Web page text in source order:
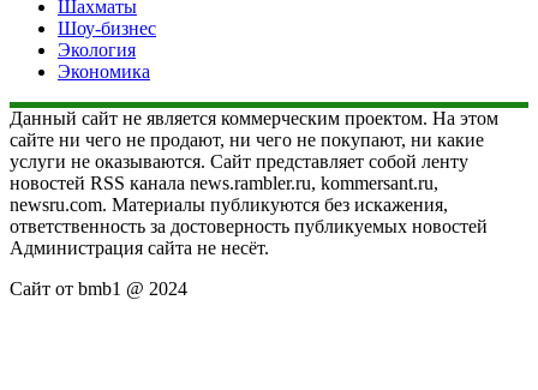
Шахматы
Шоу-бизнес
Экология
Экономика
Данный сайт не является коммерческим проектом. На этом
сайте ни чего не продают, ни чего не покупают, ни какие
услуги не оказываются. Сайт представляет собой ленту
новостей RSS канала news.rambler.ru, kommersant.ru,
newsru.com. Материалы публикуются без искажения,
ответственность за достоверность публикуемых новостей
Администрация сайта не несёт.
Сайт от bmb1 @ 2024